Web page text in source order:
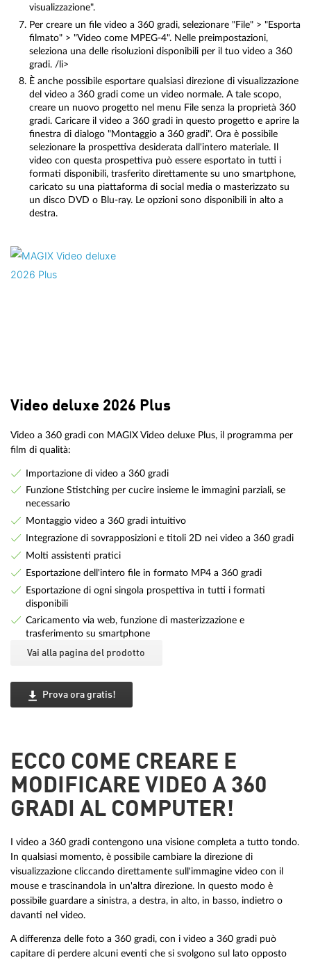
visualizzazione".
Per creare un file video a 360 gradi, selezionare "File" > "Esporta
filmato" > "Video come MPEG-4". Nelle preimpostazioni,
seleziona una delle risoluzioni disponibili per il tuo video a 360
gradi. /li>
È anche possibile esportare qualsiasi direzione di visualizzazione
del video a 360 gradi come un video normale. A tale scopo,
creare un nuovo progetto nel menu File senza la proprietà 360
gradi. Caricare il video a 360 gradi in questo progetto e aprire la
finestra di dialogo "Montaggio a 360 gradi". Ora è possibile
selezionare la prospettiva desiderata dall'intero materiale. Il
video con questa prospettiva può essere esportato in tutti i
formati disponibili, trasferito direttamente su uno smartphone,
caricato su una piattaforma di social media o masterizzato su
un disco DVD o Blu-ray. Le opzioni sono disponibili in alto a
destra.
Video deluxe 2026 Plus
Video a 360 gradi con MAGIX Video deluxe Plus, il programma per
film di qualità:
Importazione di video a 360 gradi
Funzione Stistching per cucire insieme le immagini parziali, se
necessario
Montaggio video a 360 gradi intuitivo
Integrazione di sovrapposizioni e titoli 2D nei video a 360 gradi
Molti assistenti pratici
Esportazione dell'intero file in formato MP4 a 360 gradi
Esportazione di ogni singola prospettiva in tutti i formati
disponibili
Caricamento via web, funzione di masterizzazione e
trasferimento su smartphone
Vai alla pagina del prodotto
Prova ora gratis!
ECCO COME CREARE E
MODIFICARE VIDEO A 360
GRADI AL COMPUTER!
I video a 360 gradi contengono una visione completa a tutto tondo.
In qualsiasi momento, è possibile cambiare la direzione di
visualizzazione cliccando direttamente sull'immagine video con il
mouse e trascinandola in un'altra direzione. In questo modo è
possibile guardare a sinistra, a destra, in alto, in basso, indietro o
davanti nel video.
A differenza delle foto a 360 gradi, con i video a 360 gradi può
capitare di perdere alcuni eventi che si svolgono sul lato opposto